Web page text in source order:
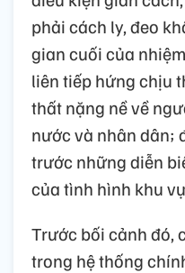
phải cách ly, đeo
gian cuối của
liên tiếp hứng chịu
thất nặng nề về
nước và nhân dân;
trước những diễn
của tình hình khu
Trước bối cảnh đó,
trong hệ thống